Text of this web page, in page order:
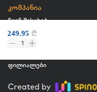
249.95 ₾
1
კომპანია
ჩვენ შესახებ
ვაკანსია
ფილიალები
Created by